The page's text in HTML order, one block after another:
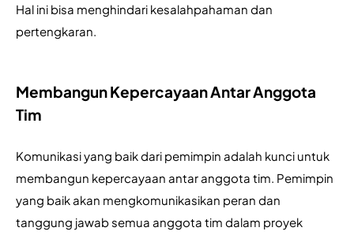
Hal ini bisa menghindari kesalahpahaman dan
pertengkaran.
Membangun Kepercayaan Antar Anggota
Tim
Komunikasi yang baik dari pemimpin adalah kunci untuk
membangun kepercayaan antar anggota tim. Pemimpin
yang baik akan mengkomunikasikan peran dan
tanggung jawab semua anggota tim dalam proyek